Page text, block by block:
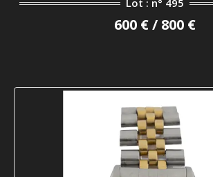
Lot : n° 495
600 € / 800 €